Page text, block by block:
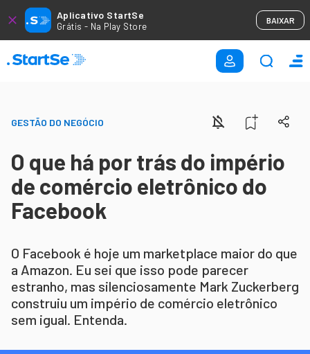
Aplicativo StartSe
Grátis - Na Play Store
BAIXAR
GESTÃO DO NEGÓCIO
O que há por trás do império
de comércio eletrônico do
Facebook
O Facebook é hoje um marketplace maior do que
a Amazon. Eu sei que isso pode parecer
estranho, mas silenciosamente Mark Zuckerberg
construiu um império de comércio eletrônico
sem igual. Entenda.